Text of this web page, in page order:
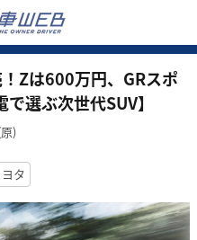
Zは600万円、GRスポ
選ぶ次世代SUV】
)
ヨタ